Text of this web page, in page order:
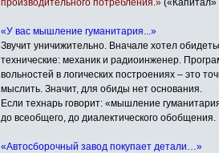
производительного потребления.» («Капитал»
«У вас мышление гуманитария...»
Звучит уничижительно. Вначале хотел
технические: механик и радиоинженер.
вольностей в логических построениях – это
мыслить. Значит, для обиды нет основания.
Если технарь говорит: «мышление
до всеобщего, до диалектического обобщения.
«Автосборочный завод покупает детали…»